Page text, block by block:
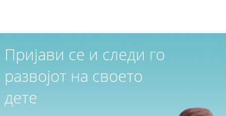
Пријави се и следи го
развојот на своето
дете